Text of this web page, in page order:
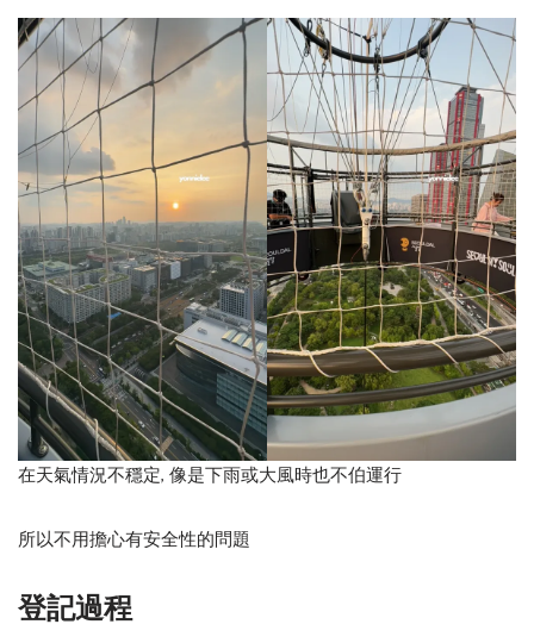
在天氣情況不穩定, 像是下雨或大風時也不伯運行
所以不用擔心有安全性的問題
登記過程